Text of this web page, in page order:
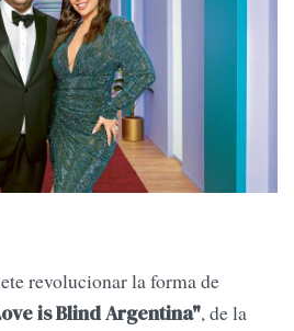
revolucionar la forma de
is Blind Argentina", de la